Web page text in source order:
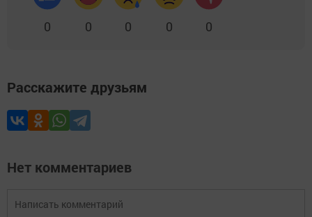
0 0 0 0 0
Расскажите друзьям
Нет комментариев